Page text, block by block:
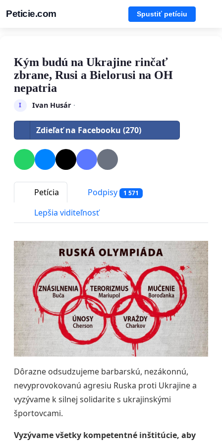
Peticie.com Spustiť petíciu
Kým budú na Ukrajine rinčať
zbrane, Rusi a Bielorusi na OH
nepatria
I Ivan Husár·
Zdieľať na Facebooku (270)
Petícia Podpisy 1 571
Lepšia viditeľnosť
Dôrazne odsudzujeme barbarskú, nezákonnú,
nevyprovokovanú agresiu Ruska proti Ukrajine a
vyzývame k silnej solidarite s ukrajinskými
športovcami.
Vyzývame všetky kompetentné inštitúcie, aby